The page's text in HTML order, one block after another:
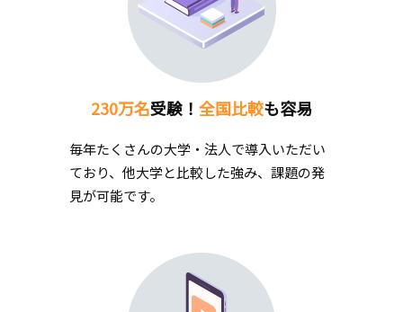
230万名受験！ 全国比較も容易
毎年たくさんの大学・法人で導入いただい
ており、他大学と比較した強み、課題の発
見が可能です。